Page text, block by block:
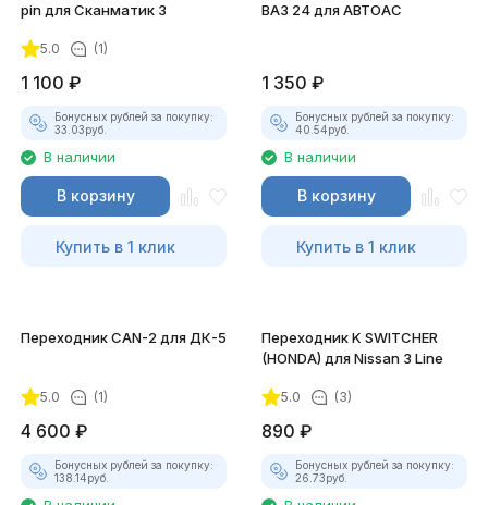
pin для Сканматик 3
5.0 (1)
1 100 ₽
Бонусных рублей за покупку:
33.03руб.
В наличии
В корзину
Купить в 1 клик
ВАЗ 24 для АВТОАС
1 350 ₽
Бонусных рублей за покупку:
40.54руб.
В наличии
В корзину
Купить в 1 клик
Переходник CAN-2 для ДК-5
5.0 (1)
4 600 ₽
Бонусных рублей за покупку:
138.14руб.
Переходник K SWITCHER
(HONDA) для Nissan 3 Line
5.0 (3)
890 ₽
Бонусных рублей за покупку:
26.73руб.